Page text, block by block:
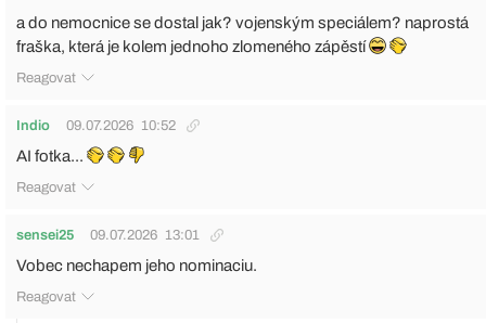
a do nemocnice se dostal jak? vojenským speciálem? naprostá
fraška, která je kolem jednoho zlomeného zápěstí
Reagovat
Indio 09.07.2026 10:52
AI fotka...
Reagovat
sensei25 09.07.2026 13:01
Vobec nechapem jeho nominaciu.
Reagovat